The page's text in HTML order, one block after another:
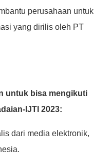
perusahaan untuk
yang dirilis oleh PT
untuk bisa mengikuti
IJTI 2023:
dari media elektronik,